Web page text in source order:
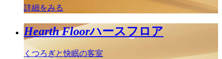
詳細をみる
Hearth Floorハースフロア
くつろぎと快眠の客室